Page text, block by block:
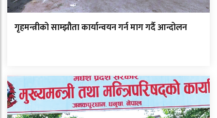
गृहमन्त्रीको साम्झौता कार्यान्वयन गर्न माग गर्दै आन्दोलन